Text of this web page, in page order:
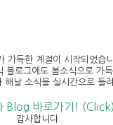
가득한 계절이 시작되었습
블로그에도 봄소식으로 가
날 소식을 실시간으로 들
Blog 바로가기!
감사합니다.